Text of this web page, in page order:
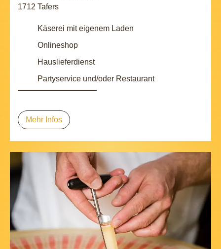
1712 Tafers
Käserei mit eigenem Laden
Onlineshop
Hauslieferdienst
Partyservice und/oder Restaurant
Mehr Infos